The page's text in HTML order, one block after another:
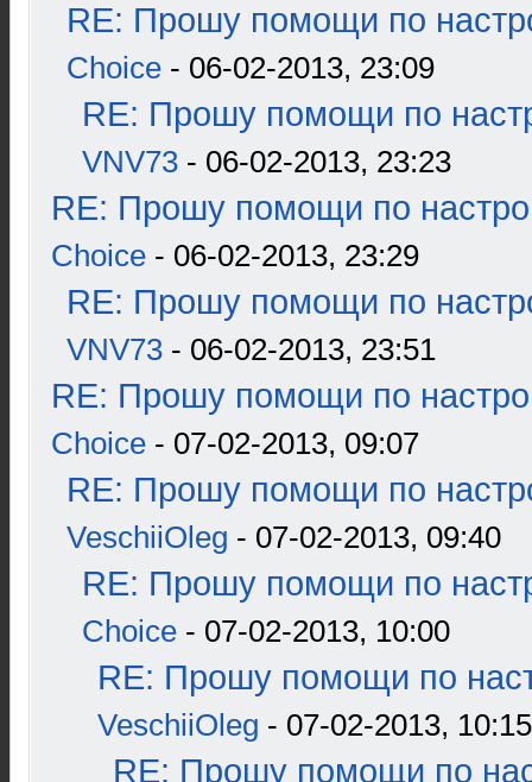
RE: Прошу помощи по
Choice - 06-02-2013, 23:09
RE: Прошу помощи по
VNV73 - 06-02-2013, 23:23
RE: Прошу помощи по
Choice - 06-02-2013, 23:29
RE: Прошу помощи по
VNV73 - 06-02-2013, 23:51
RE: Прошу помощи по
Choice - 07-02-2013, 09:07
RE: Прошу помощи по
VeschiiOleg - 07-02-2013, 09:40
RE: Прошу помощи по
Choice - 07-02-2013, 10:00
RE: Прошу помощи по
VeschiiOleg - 07-02-2013, 10:15
RE: Прошу помощи по